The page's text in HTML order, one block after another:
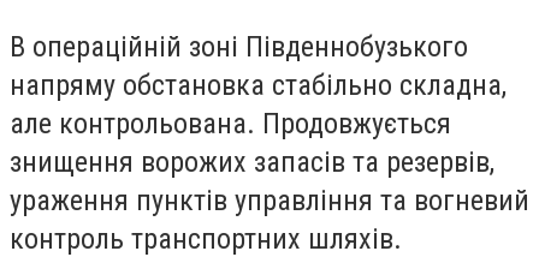
В операційній зоні Південнобузького
напряму обстановка стабільно складна,
але контрольована. Продовжується
знищення ворожих запасів та резервів,
ураження пунктів управління та вогневий
контроль транспортних шляхів.